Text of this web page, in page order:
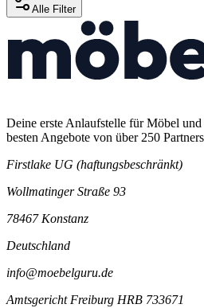
Alle Filter
Deine erste Anlaufstelle für Möbel
besten Angebote von über 250
Firstlake UG (haftungsbeschränkt)
Wollmatinger Straße 93
78467 Konstanz
Deutschland
info@moebelguru.de
Amtsgericht Freiburg HRB 733671